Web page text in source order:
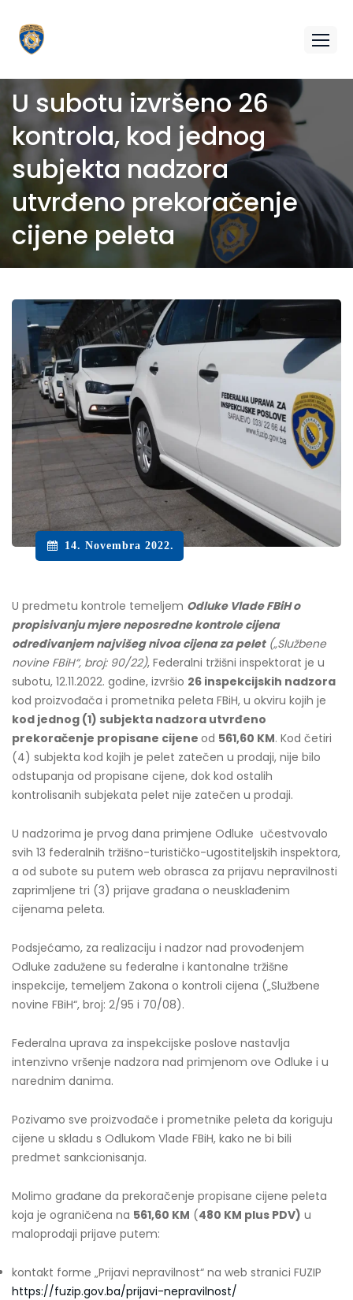
U subotu izvršeno 26
kontrola, kod jednog
subjekta nadzora
utvrđeno prekoračenje
cijene peleta
14. Novembra 2022.
U predmetu kontrole temeljem Odluke Vlade FBiH o
propisivanju mjere neposredne kontrole cijena
određivanjem najvišeg nivoa cijena za pelet(„Službene
novine FBiH“, broj: 90/22), Federalni tržišni inspektorat je u
subotu, 12.11.2022. godine, izvršio 26 inspekcijskih nadzora
kod proizvođača i prometnika peleta FBiH, u okviru kojih je
kod jednog (1) subjekta nadzora utvrđeno
prekoračenje propisane cijene od 561,60 KM. Kod četiri
(4) subjekta kod kojih je pelet zatečen u prodaji, nije bilo
odstupanja od propisane cijene, dok kod ostalih
kontrolisanih subjekata pelet nije zatečen u prodaji.
U nadzorima je prvog dana primjene Odluke učestvovalo
svih 13 federalnih tržišno-turističko-ugostiteljskih inspektora,
a od subote su putem web obrasca za prijavu nepravilnosti
zaprimljene tri (3) prijave građana o neusklađenim
cijenama peleta.
Podsjećamo, za realizaciju i nadzor nad provođenjem
Odluke zadužene su federalne i kantonalne tržišne
inspekcije, temeljem Zakona o kontroli cijena („Službene
novine FBiH“, broj: 2/95 i 70/08).
Federalna uprava za inspekcijske poslove nastavlja
intenzivno vršenje nadzora nad primjenom ove Odluke i u
narednim danima.
Pozivamo sve proizvođače i prometnike peleta da koriguju
cijene u skladu s Odlukom Vlade FBiH, kako ne bi bili
predmet sankcionisanja.
Molimo građane da prekoračenje propisane cijene peleta
koja je ograničena na 561,60 KM (480 KM plus PDV) u
maloprodaji prijave putem:
kontakt forme „Prijavi nepravilnost“ na web stranici FUZIP
https://fuzip.gov.ba/prijavi-nepravilnost/